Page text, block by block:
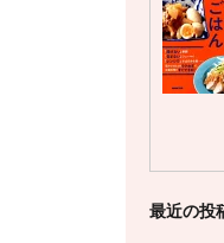
最近の投